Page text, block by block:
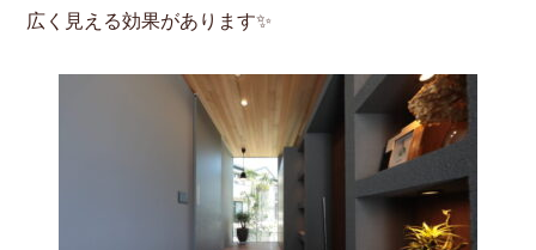
広く見える効果があります✨